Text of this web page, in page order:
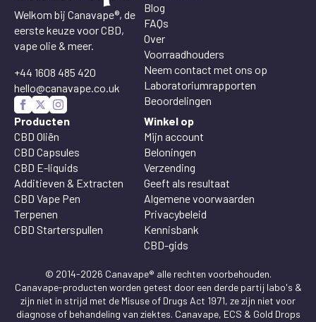
Welkom bij Canavape®, de
eerste keuze voor CBD,
vape olie & meer.
+44 1608 485 420
hello@canavape.co.uk
Blog
FAQs
Over
Voorraadhouders
Neem contact met ons op
Laboratoriumrapporten
Beoordelingen
Producten
CBD Oliën
CBD Capsules
CBD E-liquids
Additieven & Extracten
CBD Vape Pen
Terpenen
CBD Starterspullen
Winkel op
Mijn account
Beloningen
Verzending
Geeft als resultaat
Algemene voorwaarden
Privacybeleid
Kennisbank
CBD-gids
© 2014-2026 Canavape® alle rechten voorbehouden.
Canavape-producten worden getest door een derde partij labo's &
zijn niet in strijd met de Misuse of Drugs Act 1971, ze zijn niet voor
diagnose of behandeling van ziektes. Canavape, ECS & Gold Drops